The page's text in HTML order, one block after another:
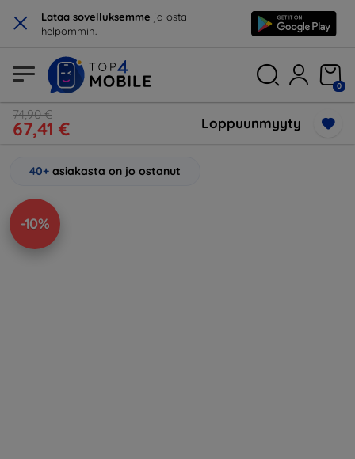
× Lataa sovelluksemme ja osta
helpommin.
0
74,90 €
67,41 € Loppuunmyyty
40+ asiakasta on jo ostanut
-10%